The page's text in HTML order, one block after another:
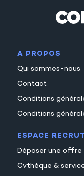
A PROPOS
Qui sommes-nous
Contact
Conditions
Conditions
ESPACE
Déposer une offre
Cvthèque &